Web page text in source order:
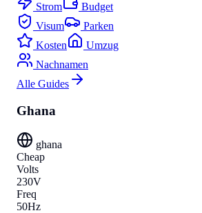
Strom
Budget
Visum
Parken
Kosten
Umzug
Nachnamen
Alle Guides
Ghana
ghana
Cheap
Volts
230V
Freq
50Hz